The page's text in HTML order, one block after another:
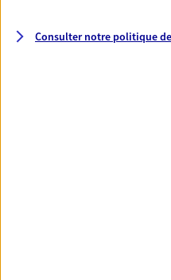
votre famille avec la
vous ressemble.
Consulter notre politique de